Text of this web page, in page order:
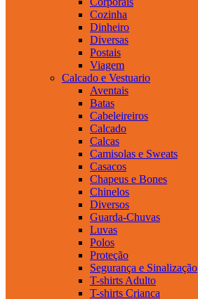
Cozinha
Dinheiro
Diversas
Postais
Viagem
Calcado e Vestuario
Aventais
Batas
Cabeleireiros
Calcado
Calcas
Camisolas e Sweats
Casacos
Chapeus e Bones
Chinelos
Diversos
Guarda-Chuvas
Luvas
Polos
Proteção
Segurança e Sinalização
T-shirts Adulto
T-shirts Crianca